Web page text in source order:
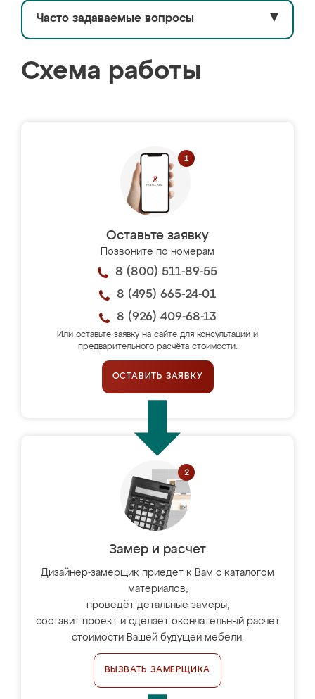
Часто задаваемые вопросы ▼
Схема работы
Оставьте заявку
Позвоните по номерам
8 (800) 511-89-55
8 (495) 665-24-01
8 (926) 409-68-13
Или оставьте заявку на сайте для консультации и
предварительного расчёта стоимости.
ОСТАВИТЬ ЗАЯВКУ
Замер и расчет
Дизайнер-замерщик приедет к Вам с каталогом
материалов,
проведёт детальные замеры,
составит проект и сделает окончательный расчёт
стоимости Вашей будущей мебели.
ВЫЗВАТЬ ЗАМЕРЩИКА